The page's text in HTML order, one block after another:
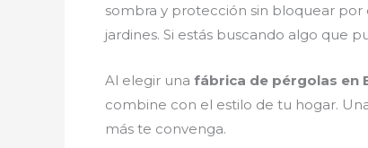
sombra y protección sin bloquear
jardines. Si estás buscando algo que
Al elegir una fábrica de pérgolas en
combine con el estilo de tu hogar.
más te convenga.